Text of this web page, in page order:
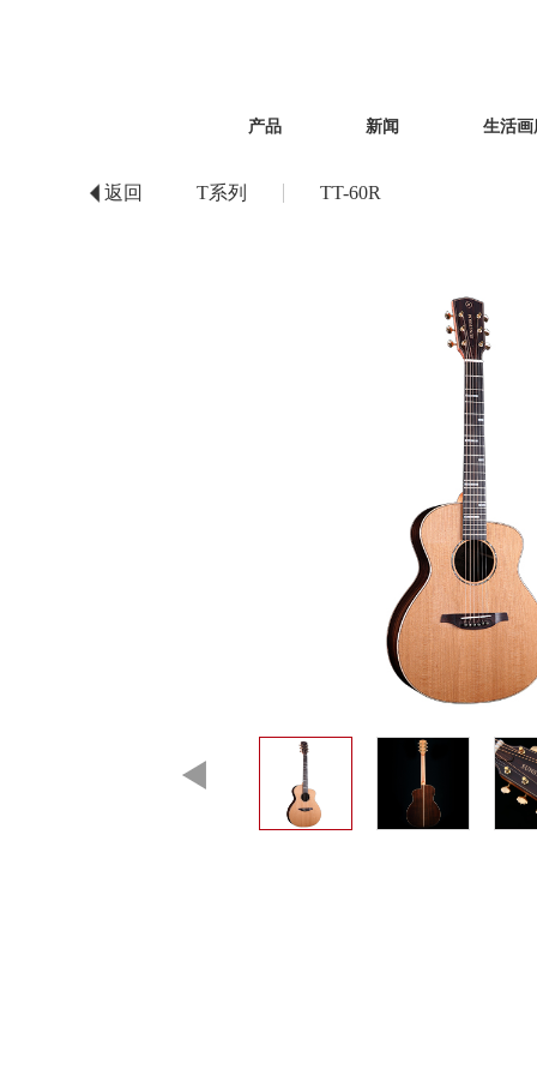
产品
T系列
新闻
公司新闻
生活画
国内地区
返回 T系列 TT-60R